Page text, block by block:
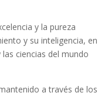
y la pureza
y su inteligencia, en
ciencias del mundo
a través de los